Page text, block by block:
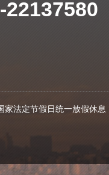
户提供
队精
我们
22137580
家法定节假日统一放假休息